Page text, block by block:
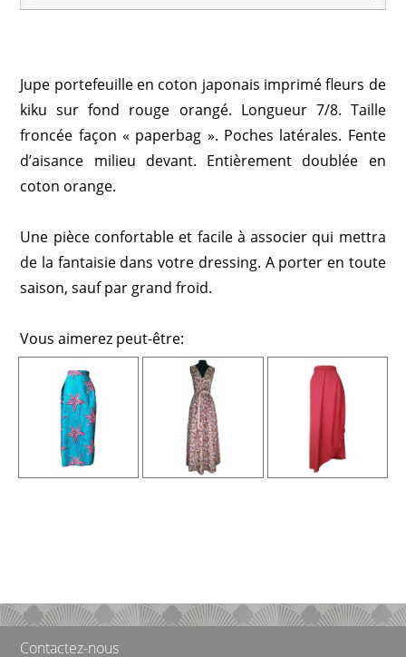
Jupe portefeuille en coton japonais imprimé fleurs de
kiku sur fond rouge orangé. Longueur 7/8. Taille
froncée façon « paperbag ». Poches latérales. Fente
d’aisance milieu devant. Entièrement doublée en
coton orange.
Une pièce confortable et facile à associer qui mettra
de la fantaisie dans votre dressing. A porter en toute
saison, sauf par grand froid.
Vous aimerez peut-être:
Contactez-nous